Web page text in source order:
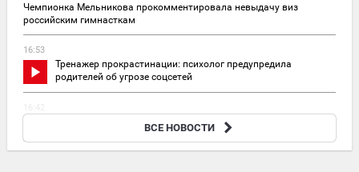
Чемпионка Мельникова прокомментировала невыдачу виз
российским гимнасткам
16:53
Тренажер прокрастинации: психолог предупредила
родителей об угрозе соцсетей
Две пассажирки гнались за самолетом по летному полю в
ВСЕ НОВОСТИ